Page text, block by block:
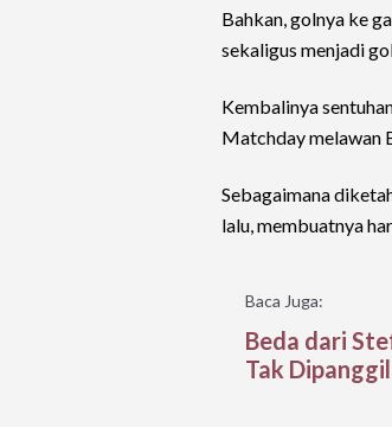
Bahkan, golnya ke
sekaligus menjadi
Kembalinya
Matchday melawan
Sebagaimana
lalu, membuatnya
Baca Juga:
Beda dari
Tak